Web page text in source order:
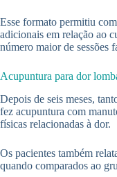
Esse formato permitiu
adicionais em relação ao
número maior de sessões
Acupuntura para dor
Depois de seis meses,
fez acupuntura com
físicas relacionadas à dor.
Os pacientes também
quando comparados ao